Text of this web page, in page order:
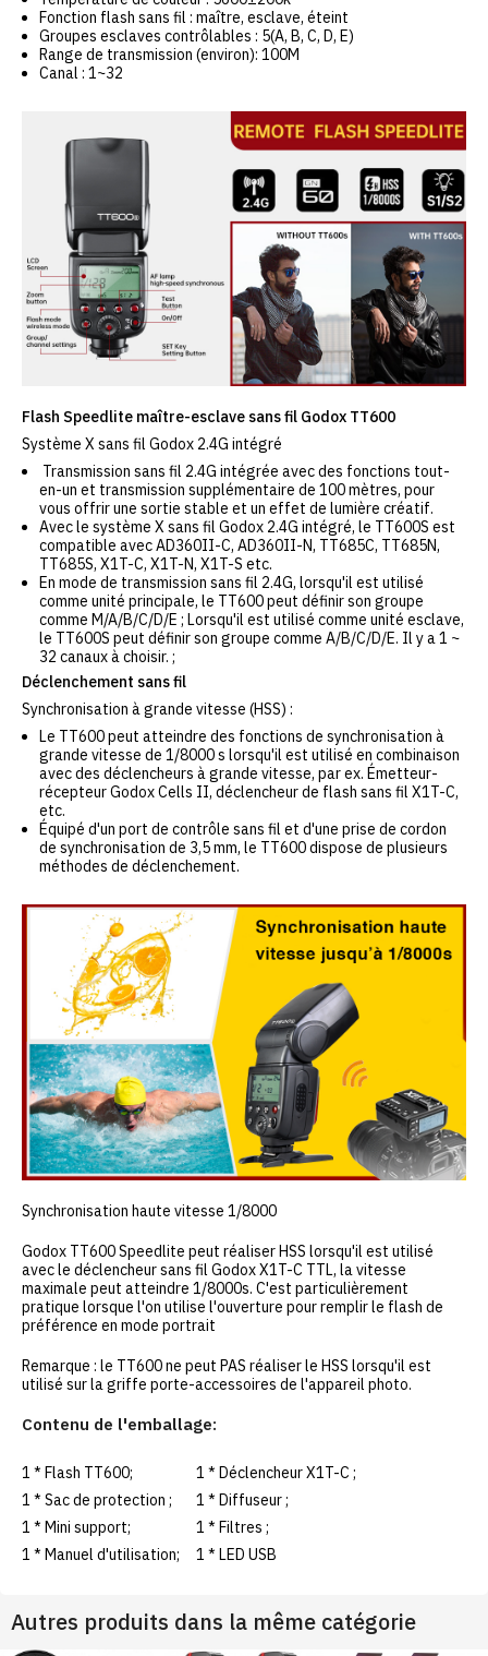
Fonction flash sans fil : maître, esclave, éteint
Groupes esclaves contrôlables : 5(A, B, C, D, E)
Range de transmission (environ): 100M
Canal : 1~32
Flash Speedlite maître-esclave sans fil Godox TT600
Système X sans fil Godox 2.4G intégré
Transmission sans fil 2.4G intégrée avec des fonctions tout-
en-un et transmission supplémentaire de 100 mètres, pour
vous offrir une sortie stable et un effet de lumière créatif.
Avec le système X sans fil Godox 2.4G intégré, le TT600S est
compatible avec AD360II-C, AD360II-N, TT685C, TT685N,
TT685S, X1T-C, X1T-N, X1T-S etc.
En mode de transmission sans fil 2.4G, lorsqu'il est utilisé
comme unité principale, le TT600 peut définir son groupe
comme M/A/B/C/D/E ; Lorsqu'il est utilisé comme unité esclave,
le TT600S peut définir son groupe comme A/B/C/D/E. Il y a 1 ~
32 canaux à choisir. ;
Déclenchement sans fil
Synchronisation à grande vitesse (HSS) :
Le TT600 peut atteindre des fonctions de synchronisation à
grande vitesse de 1/8000 s lorsqu'il est utilisé en combinaison
avec des déclencheurs à grande vitesse, par ex. Émetteur-
récepteur Godox Cells II, déclencheur de flash sans fil X1T-C,
etc.
Équipé d'un port de contrôle sans fil et d'une prise de cordon
de synchronisation de 3,5 mm, le TT600 dispose de plusieurs
méthodes de déclenchement.
Synchronisation haute vitesse 1/8000
Godox TT600 Speedlite peut réaliser HSS lorsqu'il est utilisé
avec le déclencheur sans fil Godox X1T-C TTL, la vitesse
maximale peut atteindre 1/8000s. C'est particulièrement
pratique lorsque l'on utilise l'ouverture pour remplir le flash de
préférence en mode portrait
Remarque : le TT600 ne peut PAS réaliser le HSS lorsqu'il est
utilisé sur la griffe porte-accessoires de l'appareil photo.
Contenu de l'emballage:
1 * Flash TT600;
1 * Sac de protection ;
1 * Mini support;
1 * Manuel d'utilisation;
1 * Déclencheur X1T-C ;
1 * Diffuseur ;
1 * Filtres ;
1 * LED USB
Autres produits dans la même catégorie